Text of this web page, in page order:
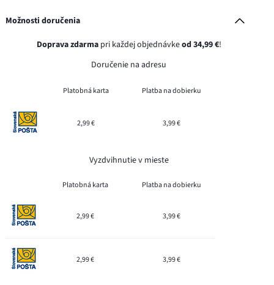
Možnosti doručenia
Doprava zdarmapri každej objednávkeod 34,99 €!
Doručenie na adresu
Platobná karta Platba na dobierku
2,99 € 3,99 €
Vyzdvihnutie v mieste
Platobná karta Platba na dobierku
2,99 € 3,99 €
2,99 € 3,99 €